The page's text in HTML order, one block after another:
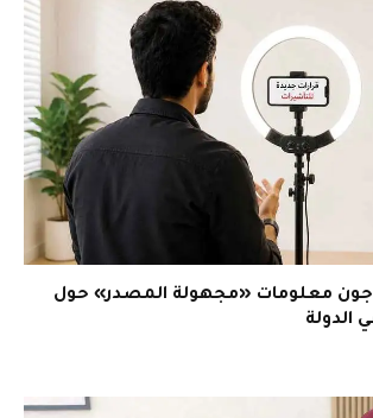
معلومات «مجهولة المصدر» حول
الدولة